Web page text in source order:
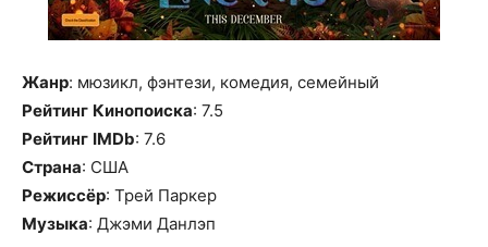
Жанр: мюзикл, фэнтези, комедия, семейный
Рейтинг Кинопоиска: 7.5
Рейтинг IMDb: 7.6
Страна: США
Режиссёр: Трей Паркер
Музыка: Джэми Данлэп